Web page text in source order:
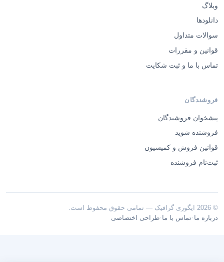
وبلاگ
دانلودها
سوالات متداول
قوانین و مقررات
تماس با ما و ثبت شکایت
فروشندگان
پیشخوان فروشندگان
فروشنده شوید
قوانین فروش و کمیسیون
ثبت‌نام فروشنده
© 2026 ایگوری گرافیک — تمامی حقوق محفوظ است.
درباره ما ·تماس با ما ·طراحی اختصاصی